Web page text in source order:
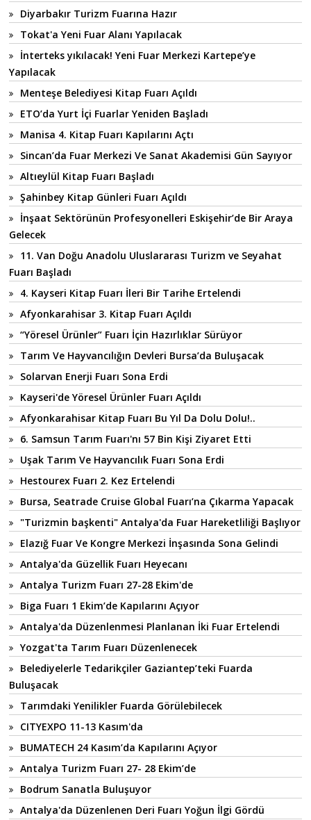
Diyarbakır Turizm Fuarına Hazır
Tokat'a Yeni Fuar Alanı Yapılacak
İnterteks yıkılacak! Yeni Fuar Merkezi Kartepe’ye
Yapılacak
Menteşe Belediyesi Kitap Fuarı Açıldı
ETO’da Yurt İçi Fuarlar Yeniden Başladı
Manisa 4. Kitap Fuarı Kapılarını Açtı
Sincan’da Fuar Merkezi Ve Sanat Akademisi Gün Sayıyor
Altıeylül Kitap Fuarı Başladı
Şahinbey Kitap Günleri Fuarı Açıldı
İnşaat Sektörünün Profesyonelleri Eskişehir’de Bir Araya
Gelecek
11. Van Doğu Anadolu Uluslararası Turizm ve Seyahat
Fuarı Başladı
4. Kayseri Kitap Fuarı İleri Bir Tarihe Ertelendi
Afyonkarahisar 3. Kitap Fuarı Açıldı
“Yöresel Ürünler” Fuarı İçin Hazırlıklar Sürüyor
Tarım Ve Hayvancılığın Devleri Bursa’da Buluşacak
Solarvan Enerji Fuarı Sona Erdi
Kayseri'de Yöresel Ürünler Fuarı Açıldı
Afyonkarahisar Kitap Fuarı Bu Yıl Da Dolu Dolu!..
6. Samsun Tarım Fuarı'nı 57 Bin Kişi Ziyaret Etti
Uşak Tarım Ve Hayvancılık Fuarı Sona Erdi
Hestourex Fuarı 2. Kez Ertelendi
Bursa, Seatrade Cruise Global Fuarı’na Çıkarma Yapacak
"Turizmin başkenti" Antalya'da Fuar Hareketliliği Başlıyor
Elazığ Fuar Ve Kongre Merkezi İnşasında Sona Gelindi
Antalya'da Güzellik Fuarı Heyecanı
Antalya Turizm Fuarı 27-28 Ekim'de
Biga Fuarı 1 Ekim’de Kapılarını Açıyor
Antalya'da Düzenlenmesi Planlanan İki Fuar Ertelendi
Yozgat'ta Tarım Fuarı Düzenlenecek
Belediyelerle Tedarikçiler Gaziantep’teki Fuarda
Buluşacak
Tarımdaki Yenilikler Fuarda Görülebilecek
CITYEXPO 11-13 Kasım'da
BUMATECH 24 Kasım’da Kapılarını Açıyor
Antalya Turizm Fuarı 27- 28 Ekim’de
Bodrum Sanatla Buluşuyor
Antalya'da Düzenlenen Deri Fuarı Yoğun İlgi Gördü